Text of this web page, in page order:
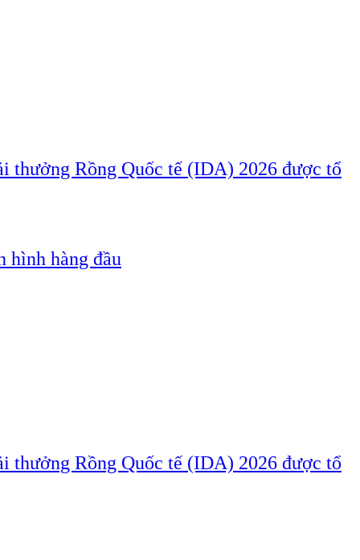
Rồng Quốc tế (IDA) 2026 được tổ
hình hàng đầu
Rồng Quốc tế (IDA) 2026 được tổ